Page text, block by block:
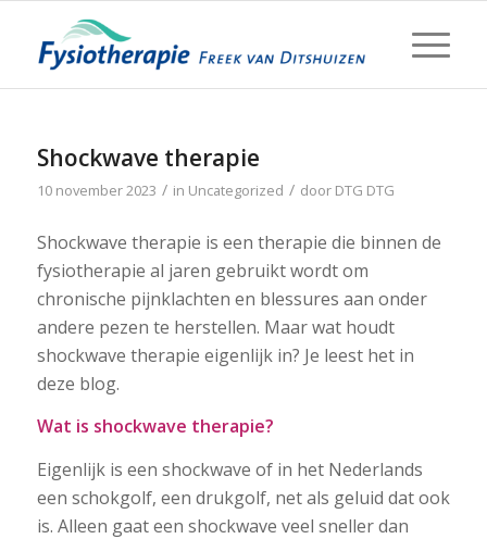
Shockwave therapie
10 november 2023 / in Uncategorized / door DTG DTG
Shockwave therapie is een therapie die binnen de
fysiotherapie al jaren gebruikt wordt om
chronische pijnklachten en blessures aan onder
andere pezen te herstellen. Maar wat houdt
shockwave therapie eigenlijk in? Je leest het in
deze blog.
Wat is shockwave therapie?
Eigenlijk is een shockwave of in het Nederlands
een schokgolf, een drukgolf, net als geluid dat ook
is. Alleen gaat een shockwave veel sneller dan